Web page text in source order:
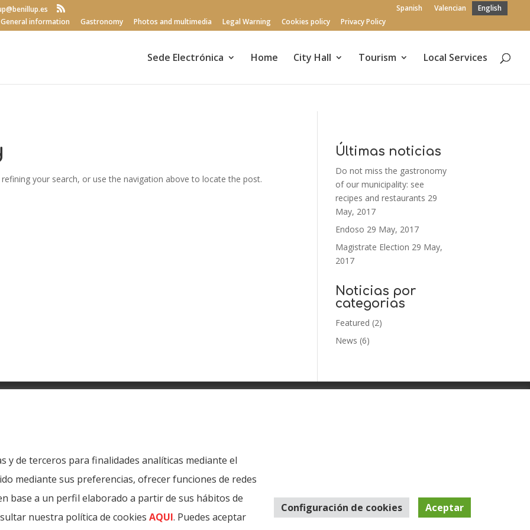
Spanish Valencian
English
General information
Gastronomy Photos and multimedia Legal Warning Cookies policy Privacy Policy
Sede Electrónica Home City Hall Tourism Local Services
your search, or use the navigation above to locate the post.
Últimas noticias
Do not miss the gastronomy
of our municipality: see
recipes and restaurants 29
May, 2017
Endoso 29 May, 2017
Magistrate Election 29 May,
2017
Noticias por
categorias
Featured (2)
News (6)
Diputacion Provincial Alicante
de terceros para finalidades analíticas mediante el
mediante sus preferencias, ofrecer funciones de redes
base a un perfil elaborado a partir de sus hábitos de
nuestra política de cookies AQUI. Puedes aceptar
Configuración de cookies Aceptar